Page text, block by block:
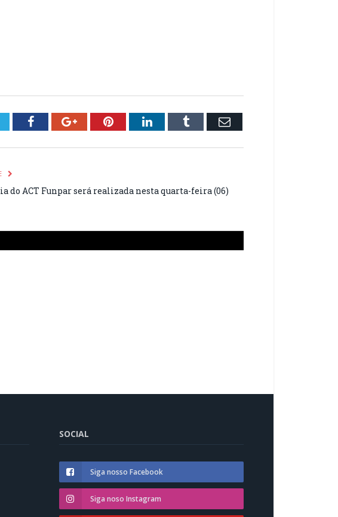
FacebookGoogle+PinterestLinkedInTumblr Email
do ACT Funpar será realizada nesta quarta-feira (06)
SOCIAL
Siga nosso Facebook
Siga noso Instagram